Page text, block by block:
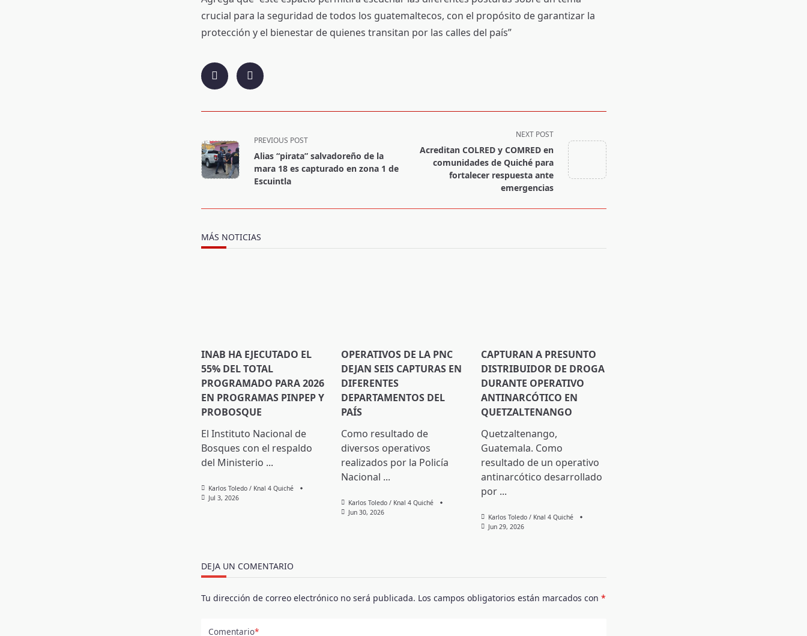
crucial para la seguridad de todos los guatemaltecos, con el propósito de garantizar la
protección y el bienestar de quienes transitan por las calles del país”
class="nav-
subtitle
screen-
PREVIOUS POST
Alias “pirata” salvadoreño de la
mara 18 es capturado en zona 1 de
Escuintla
NEXT POST
Acreditan COLRED y COMRED en
comunidades de Quiché para
fortalecer respuesta ante
emergencias
MÁS NOTICIAS
INAB HA EJECUTADO EL
55% DEL TOTAL
PROGRAMADO PARA 2026
EN PROGRAMAS PINPEP Y
PROBOSQUE
El Instituto Nacional de
Bosques con el respaldo
del Ministerio ...
Karlos Toledo / Knal 4 Quiché
Jul 3, 2026
OPERATIVOS DE LA PNC
DEJAN SEIS CAPTURAS EN
DIFERENTES
DEPARTAMENTOS DEL
PAÍS
Como resultado de
diversos operativos
realizados por la Policía
Nacional ...
Karlos Toledo / Knal 4 Quiché
Jun 30, 2026
CAPTURAN A PRESUNTO
DISTRIBUIDOR DE DROGA
DURANTE OPERATIVO
ANTINARCÓTICO EN
QUETZALTENANGO
Quetzaltenango,
Guatemala. Como
resultado de un operativo
antinarcótico desarrollado
por ...
Karlos Toledo / Knal 4 Quiché
Jun 29, 2026
DEJA UN COMENTARIO
Tu dirección de correo electrónico no será publicada. Los campos obligatorios están marcados con *
Comentario*